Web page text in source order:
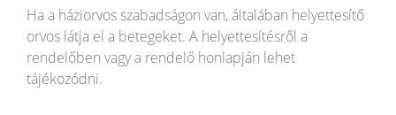
Ha a háziorvos szabadságon van, általában helyettesítő
orvos látja el a betegeket. A helyettesítésről a
rendelőben vagy a rendelő honlapján lehet
tájékozódni.